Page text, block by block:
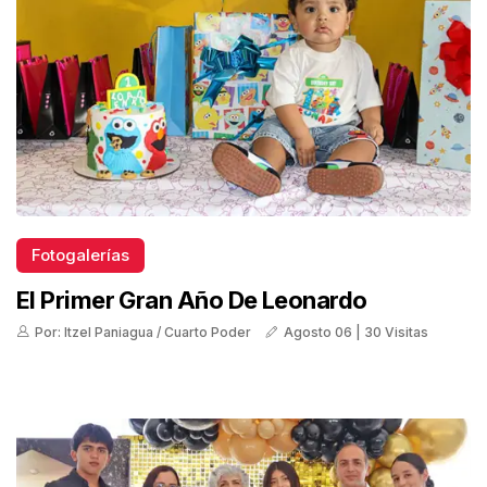
Fotogalerías
El Primer Gran Año De Leonardo
Por: Itzel Paniagua / Cuarto Poder Agosto 06 | 30 Visitas